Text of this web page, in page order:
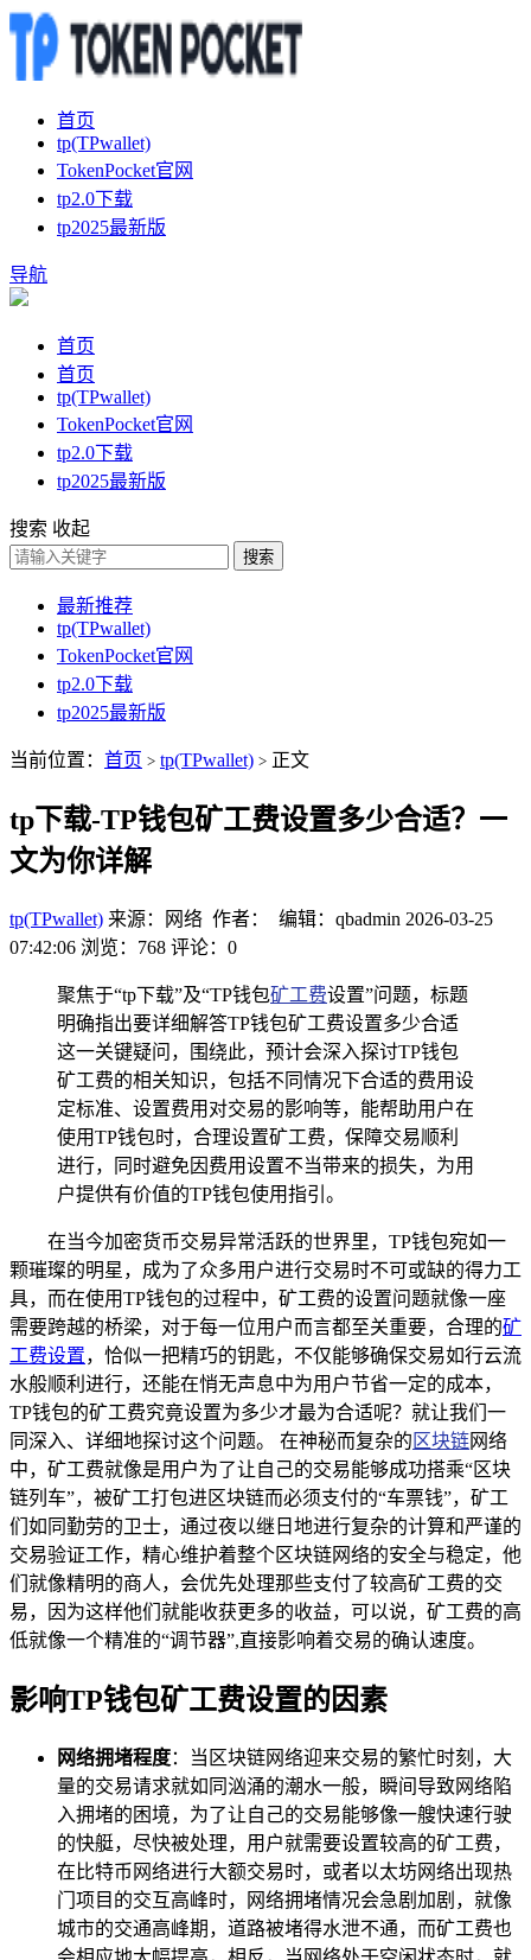
首页
tp(TPwallet)
TokenPocket官网
tp2.0下载
tp2025最新版
导航
首页
首页
tp(TPwallet)
TokenPocket官网
tp2.0下载
tp2025最新版
搜索 收起
搜索
最新推荐
tp(TPwallet)
TokenPocket官网
tp2.0下载
tp2025最新版
当前位置： 首页 > tp(TPwallet) > 正文
tp下载-TP钱包矿工费设置多少合适？一
文为你详解
tp(TPwallet) 来源：网络 作者： 编辑：qbadmin 2026-03-25
07:42:06 浏览：768 评论：0
聚焦于“tp下载”及“TP钱包矿工费设置”问题，标题
明确指出要详细解答TP钱包矿工费设置多少合适
这一关键疑问，围绕此，预计会深入探讨TP钱包
矿工费的相关知识，包括不同情况下合适的费用设
定标准、设置费用对交易的影响等，能帮助用户在
使用TP钱包时，合理设置矿工费，保障交易顺利
进行，同时避免因费用设置不当带来的损失，为用
户提供有价值的TP钱包使用指引。
在当今加密货币交易异常活跃的世界里，TP钱包宛如一
颗璀璨的明星，成为了众多用户进行交易时不可或缺的得力工
具，而在使用TP钱包的过程中，矿工费的设置问题就像一座
需要跨越的桥梁，对于每一位用户而言都至关重要，合理的矿
工费设置，恰似一把精巧的钥匙，不仅能够确保交易如行云流
水般顺利进行，还能在悄无声息中为用户节省一定的成本，
TP钱包的矿工费究竟设置为多少才最为合适呢？就让我们一
同深入、详细地探讨这个问题。 在神秘而复杂的 区块链网络
中，矿工费就像是用户为了让自己的交易能够成功搭乘“区块
链列车”，被矿工打包进区块链而必须支付的“车票钱”，矿工
们如同勤劳的卫士，通过夜以继日地进行复杂的计算和严谨的
交易验证工作，精心维护着整个区块链网络的安全与稳定，他
们就像精明的商人，会优先处理那些支付了较高矿工费的交
易，因为这样他们就能收获更多的收益，可以说，矿工费的高
低就像一个精准的“调节器”,直接影响着交易的确认速度。
影响TP钱包矿工费设置的因素
网络拥堵程度：当区块链网络迎来交易的繁忙时刻，大
量的交易请求就如同汹涌的潮水一般，瞬间导致网络陷
入拥堵的困境，为了让自己的交易能够像一艘快速行驶
的快艇，尽快被处理，用户就需要设置较高的矿工费，
在比特币网络进行大额交易时，或者以太坊网络出现热
门项目的交互高峰时，网络拥堵情况会急剧加剧，就像
城市的交通高峰期，道路被堵得水泄不通，而矿工费也